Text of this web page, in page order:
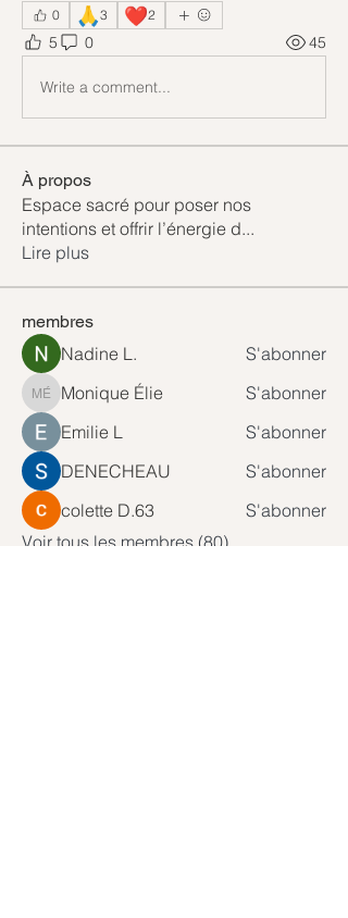
0 🙏3 ❤️2
5 0 45
Write a comment...
À propos
Espace sacré pour poser nos
intentions et offrir l’énergie d...
Lire plus
membres
Nadine L. S'abonner
Monique Élie
Monique Élie
S'abonner
Emilie L
S'abonner
DENECHEAU
S'abonner
colette D.63
S'abonner
Voir tous les membres (80)